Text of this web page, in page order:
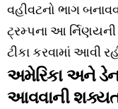
વહીવટનો ભાગ
ટ્રમ્પના આ
ટીકા કરવામાં આવી
અમેરિકા અને
આવવાની